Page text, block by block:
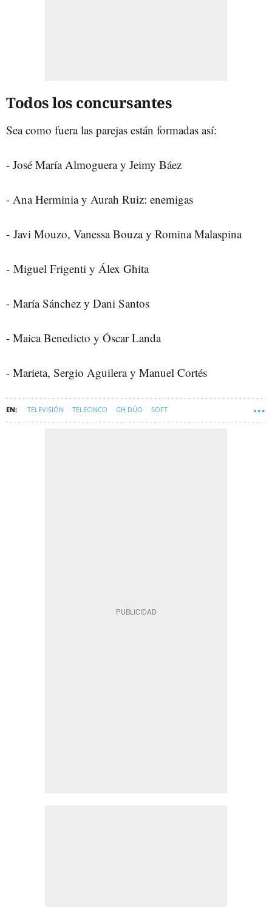
Todos los concursantes
Sea como fuera las parejas están formadas así:
- José María Almoguera y Jeimy Báez
- Ana Herminia y Aurah Ruiz: enemigas
- Javi Mouzo, Vanessa Bouza y Romina Malaspina
- Miguel Frigenti y Álex Ghita
- María Sánchez y Dani Santos
- Maica Benedicto y Óscar Landa
- Marieta, Sergio Aguilera y Manuel Cortés
TELEVISIÓN TELECINCO GH DÚO SOFT